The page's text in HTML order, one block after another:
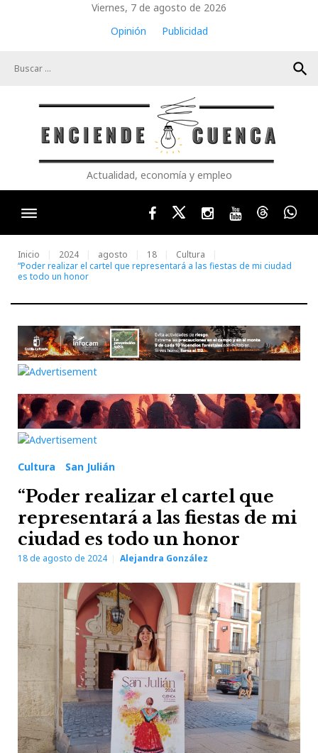
Viernes, 7 de agosto de 2026
Opinión
Publicidad
search
Actualidad, economía y empleo
FacebookTwitterInstagram
YoutubeThreads
Inicio 2024 agosto 18
Cultura
“Poder realizar el cartel que representará a las fiestas de mi ciudad
es todo un honor
Cultura San Julián
“Poder realizar el cartel que
representará a las fiestas de mi
ciudad es todo un honor
18 de agosto de 2024 Alejandra González